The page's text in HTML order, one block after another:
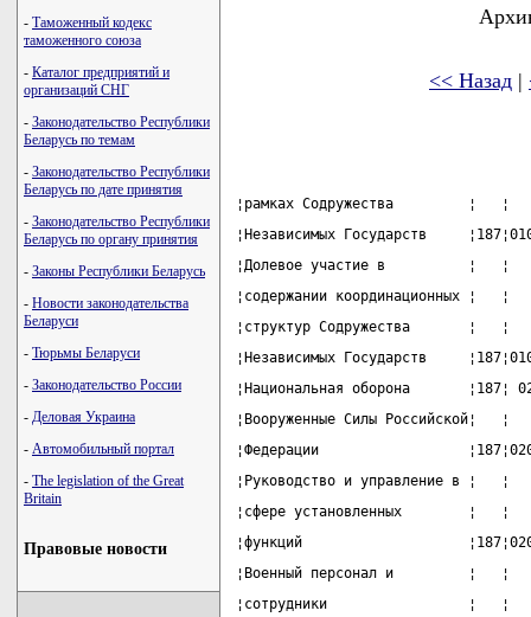
- Таможенный кодекс
таможенного союза
- Каталог предприятий и
организаций СНГ
- Законодательство Республики
Беларусь по темам
- Законодательство Республики
Беларусь по дате принятия
- Законодательство Республики
Беларусь по органу принятия
- Законы Республики Беларусь
- Новости законодательства
Беларуси
- Тюрьмы Беларуси
- Законодательство России
- Деловая Украина
- Автомобильный портал
- The legislation of the Great
Britain
Правовые новости
<< Назад |
¦рамках Содружества
¦Независимых Государств
¦Долевое участие в
¦содержании
¦структур Содружества
¦Независимых Государств
¦Национальная оборона
¦Вооруженные Силы
¦Федерации
¦Руководство и управление
¦сфере установленных
¦функций
¦Военный персонал и
¦сотрудники                 ¦